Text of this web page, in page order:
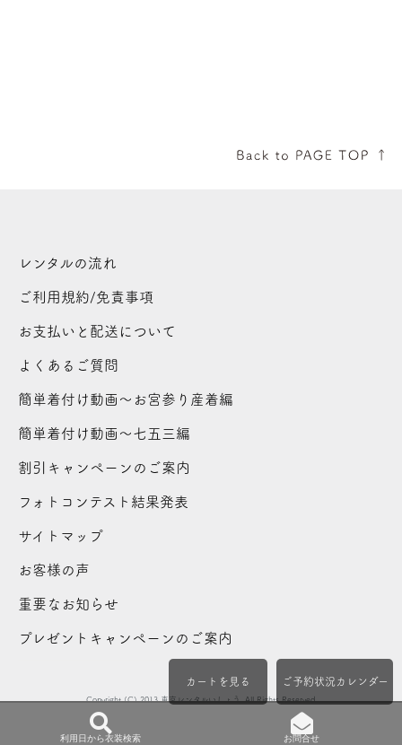
カートを見る ご予約状況カレンダー
レンタルの流れ
ご利用規約/免責事項
お支払いと配送について
よくあるご質問
簡単着付け動画～お宮参り産着編
簡単着付け動画～七五三編
割引キャンペーンのご案内
フォトコンテスト結果発表
サイトマップ
お客様の声
重要なお知らせ
プレゼントキャンペーンのご案内
Copyright (C) 2013 東京レンタルいしょう. All Rights Reserved.
利用日から衣装検索 お問合せ